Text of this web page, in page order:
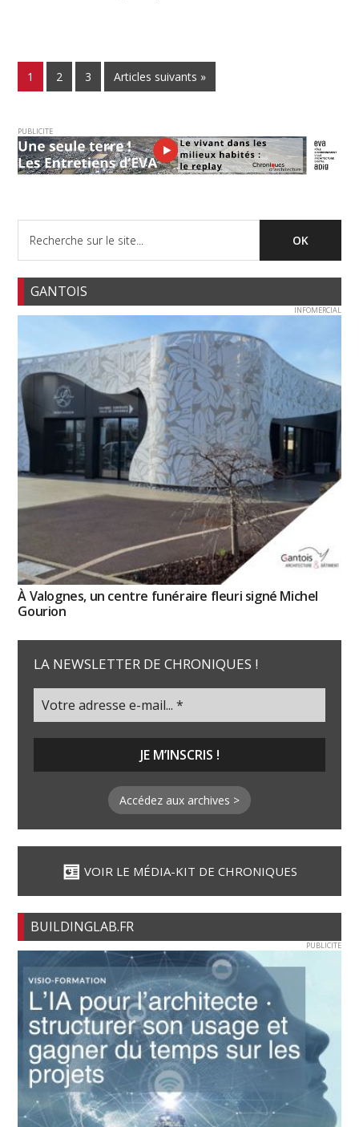
1 2 3 Articles suivants »
PUBLICITE
GANTOIS
INFOMERCIAL
À Valognes, un centre funéraire fleuri signé Michel
Gourion
LA NEWSLETTER DE CHRONIQUES !
Accédez aux archives >
VOIR LE MÉDIA-KIT DE CHRONIQUES
BUILDINGLAB.FR
PUBLICITE